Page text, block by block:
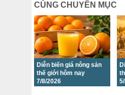
CÙNG CHUYÊN MỤC
Diễn biến giá nông sản
thế giới hôm nay
7/8/2026